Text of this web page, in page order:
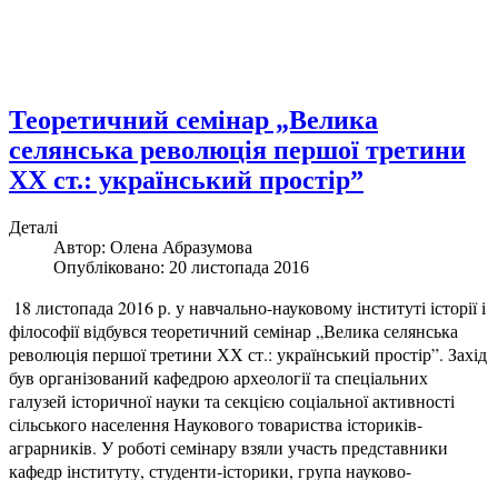
Теоретичний семінар „Велика
селянська революція першої третини
ХХ ст.: український простір”
Деталі
Автор: Олена Абразумова
Опубліковано: 20 листопада 2016
18 листопада 2016 р. у навчально-науковому інституті історії і
філософії відбувся теоретичний семінар „Велика селянська
революція першої третини ХХ ст.: український простір”. Захід
був організований кафедрою археології та спеціальних
галузей історичної науки та секцією соціальної активності
сільського населення Наукового товариства істориків-
аграрників. У роботі семінару взяли участь представники
кафедр інституту, студенти-історики, група науково-